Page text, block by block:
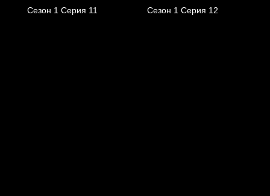
Сезон 1 Серия 11 Сезон 1 Серия 12